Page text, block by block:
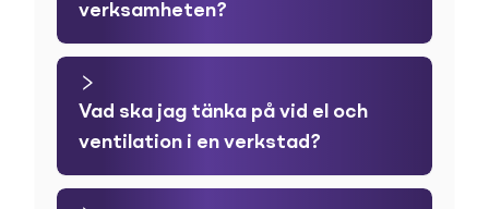
verksamheten?
Vad ska jag tänka på vid el och
ventilation i en verkstad?